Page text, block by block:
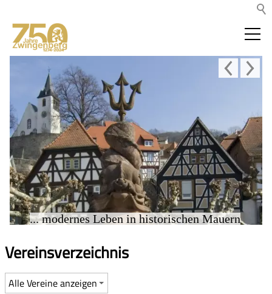
... modernes Leben in historischen Mauern
Vereinsverzeichnis